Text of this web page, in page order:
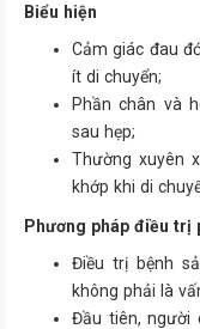
Biểu hiện
Cảm giác đau
ít di chuyển;
Phần chân và
sau hẹp;
Thường xuyên
khớp khi di
Phương pháp điều trị
Điều trị bệnh
không phải là
Đầu tiên, người